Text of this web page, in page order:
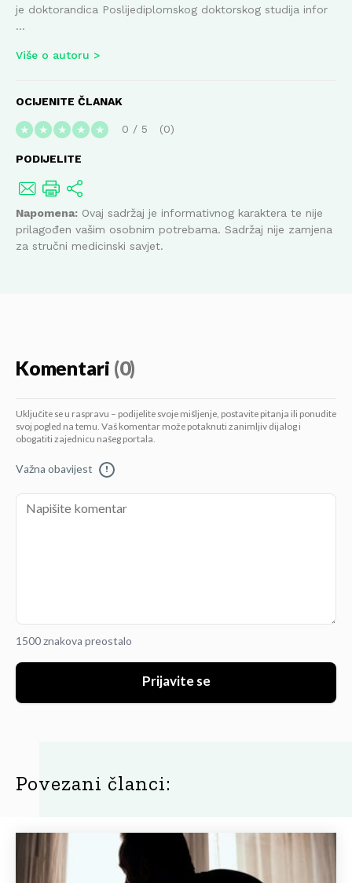
je doktorandica Poslijediplomskog doktorskog studija infor
...
Više o autoru
OCIJENITE ČLANAK
★ ★ ★ ★ ★ 0 / 5 0
PODIJELITE
Napomena: Ovaj sadržaj je informativnog karaktera te nije
prilagođen vašim osobnim potrebama. Sadržaj nije zamjena
za stručni medicinski savjet.
Komentari (0)
Uključite se u raspravu – podijelite svoje mišljenje, postavite pitanja ili ponudite
svoj pogled na temu. Vaš komentar može potaknuti zanimljiv dijalog i
obogatiti zajednicu našeg portala.
Važna obavijest !
1500 znakova preostalo
Prijavite se
Povezani članci: